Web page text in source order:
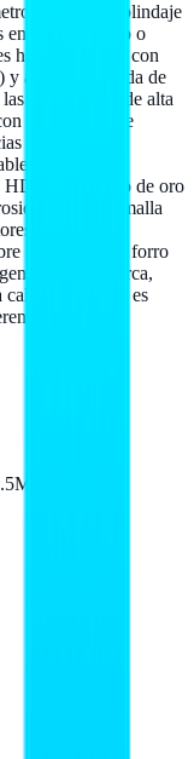
con doble blindaje
entre PC, laptop o
hasta 4K x 2K con
ancho de banda de
necesidades de alta
doble blindaje
EMI/RFI,
electricos o
HDMI con bano de oro
Forro de malla
para mayor
30 AWG con forro
sin marca,
de senal es
gaming